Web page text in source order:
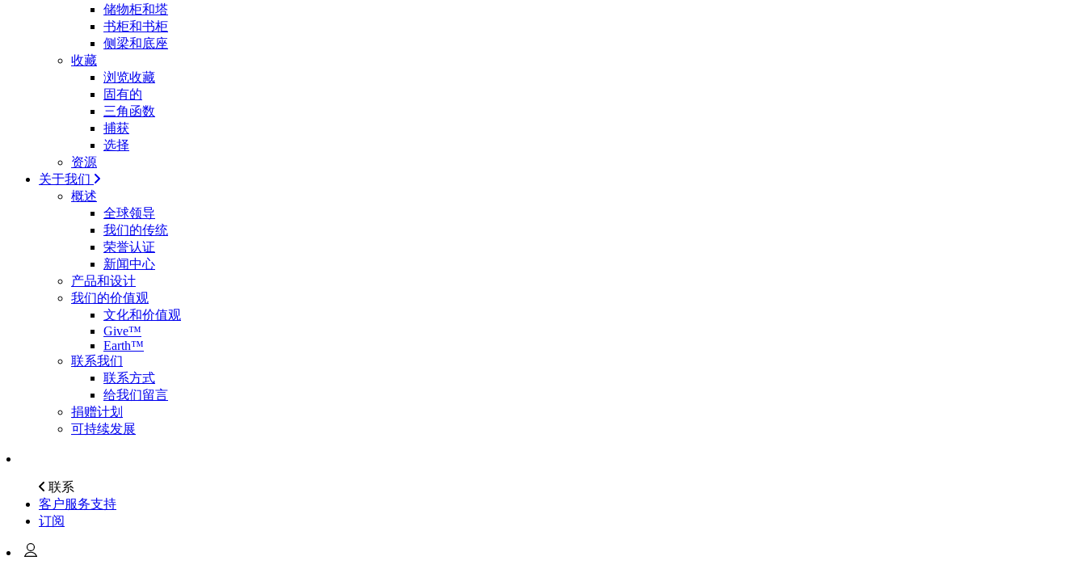
储物柜和塔
书柜和书柜
侧梁和底座
收藏
浏览收藏
固有的
三角函数
捕获
选择
资源
关于我们
概述
全球领导
我们的传统
荣誉认证
新闻中心
产品和设计
我们的价值观
文化和价值观
Give™
Earth™
联系我们
联系方式
给我们留言
捐赠计划
可持续发展
联系
客户服务支持
订阅